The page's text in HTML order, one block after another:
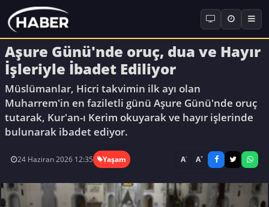
Aşure Günü'nde oruç, dua ve Hayır
İşleriyle İbadet Ediliyor
Müslümanlar, Hicri takvimin ilk ayı olan
Muharrem'in en faziletli günü Aşure Günü'nde oruç
tutarak, Kur'an-ı Kerim okuyarak ve hayır işlerinde
bulunarak ibadet ediyor.
24 Haziran 2026 12:35 Yaşam A- A+